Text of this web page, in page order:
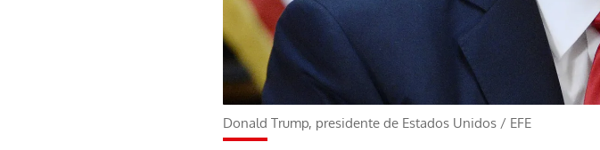
Donald Trump, presidente de Estados Unidos / EFE